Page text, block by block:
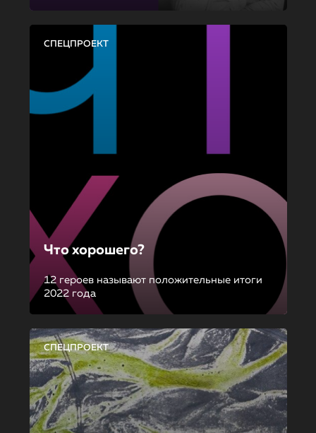
СПЕЦПРОЕКТ
Что хорошего?
12 героев называют положительные итоги
2022 года
СПЕЦПРОЕКТ